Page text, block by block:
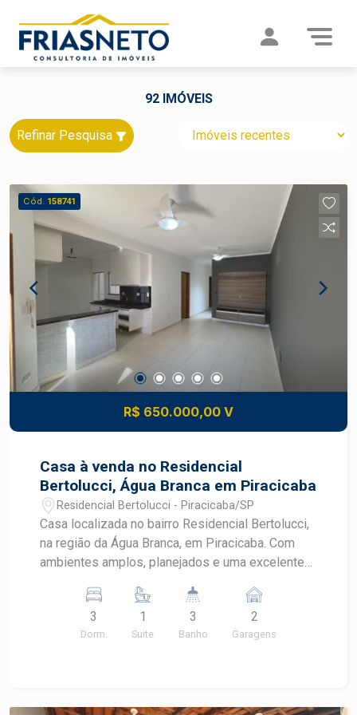
92 IMÓVEIS
Refinar Pesquisa
Cód. 158741
R$ 650.000,00 V
Casa à venda no Residencial
Bertolucci, Água Branca em Piracicaba
Residencial Bertolucci - Piracicaba/SP
Casa localizada no bairro Residencial Bertolucci,
na região da Água Branca, em Piracicaba. Com
ambientes amplos, planejados e uma excelente
funcionalidade e qualidade de vida para toda a
família, em um dos bairros que mais se
desenvolvem em Piracicaba. CARACTERÍSTICAS
3
Dorm.
1
Suite
3
Banho
2
Garagens